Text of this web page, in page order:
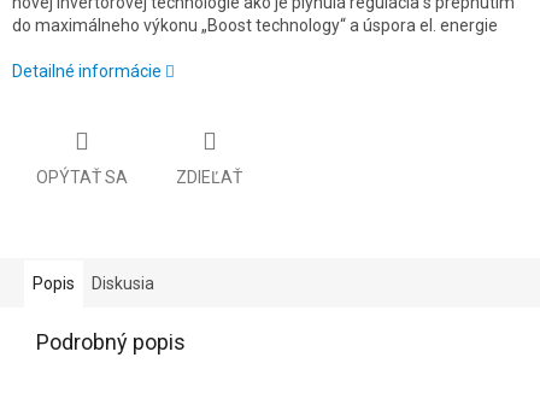
do maximálneho výkonu „Boost technology“ a úspora el. energie
Detailné informácie
OPÝTAŤ SA ZDIEĽAŤ
Popis Diskusia
Podrobný popis